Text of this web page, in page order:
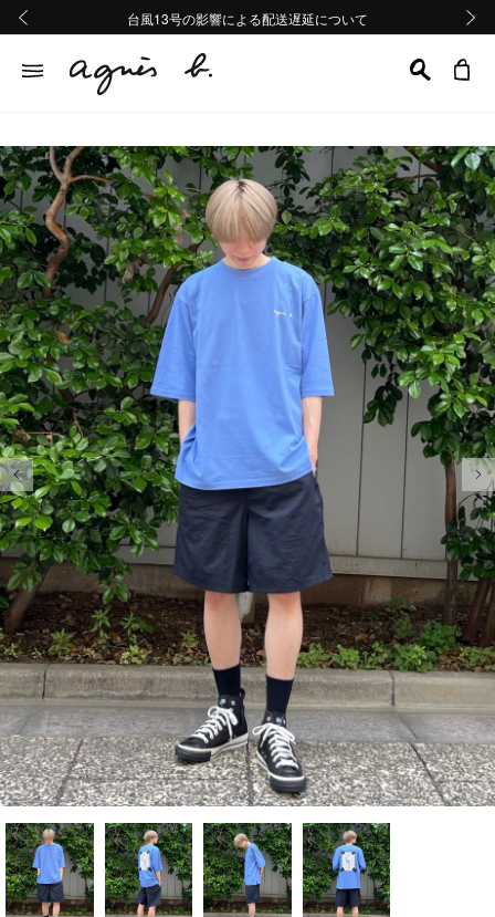
熊本地域地震の影響による配送遅延について
Summer Sale 2buy10%OFF!!
台風13号の影響による配送遅延について
熊本地域地震の影響による配送遅延について
Summer Sale 2buy10%OFF!!
前の画像 次